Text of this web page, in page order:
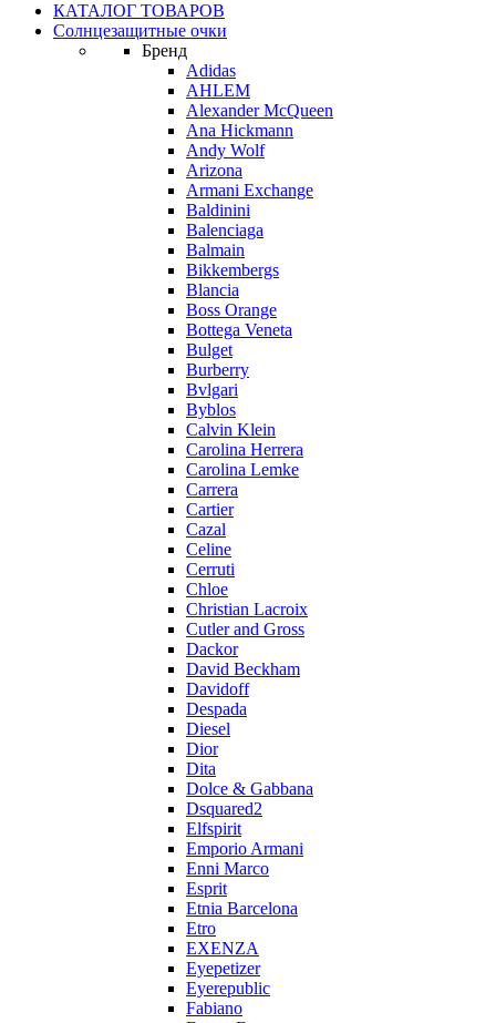
КАТАЛОГ ТОВАРОВ
Солнцезащитные очки
Бренд
Adidas
AHLEM
Alexander McQueen
Ana Hickmann
Andy Wolf
Arizona
Armani Exchange
Baldinini
Balenciaga
Balmain
Bikkembergs
Blancia
Boss Orange
Bottega Veneta
Bulget
Burberry
Bvlgari
Byblos
Calvin Klein
Carolina Herrera
Carolina Lemke
Carrera
Cartier
Cazal
Celine
Cerruti
Chloe
Christian Lacroix
Cutler and Gross
Dackor
David Beckham
Davidoff
Despada
Diesel
Dior
Dita
Dolce & Gabbana
Dsquared2
Elfspirit
Emporio Armani
Enni Marco
Esprit
Etnia Barcelona
Etro
EXENZA
Eyepetizer
Eyerepublic
Fabiano